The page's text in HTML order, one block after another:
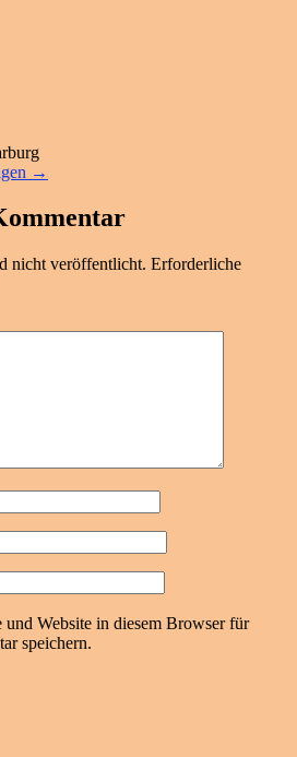
→
nicht veröffentlicht. Erforderliche
Website in diesem Browser für
speichern.